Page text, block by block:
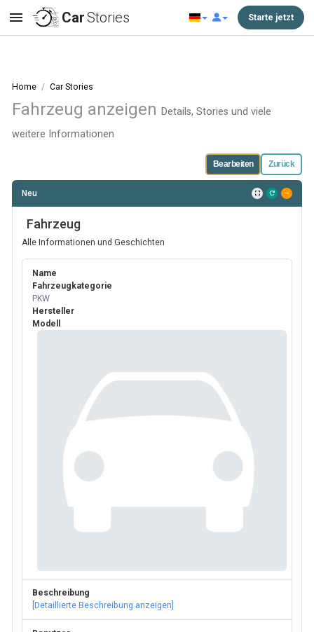
CarStories Starte jetzt
Home Car Stories
Fahrzeug anzeigen Details, Stories und viele
weitere Informationen
Bearbeiten Zurück
Neu
Fahrzeug
Alle Informationen und Geschichten
Name
Fahrzeugkategorie
PKW
Hersteller
Modell
Beschreibung
[Detaillierte Beschreibung anzeigen]